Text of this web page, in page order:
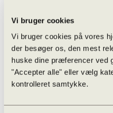
Vi bruger cookies
Vi bruger cookies på vores
der besøger os, den mest
huske dine præferencer ved
"Accepter alle" eller vælg
kontrolleret samtykke.
Jeg skal til
Snyd til
Særlige
Vejledninger
Internationalt
Globale
Studierejser